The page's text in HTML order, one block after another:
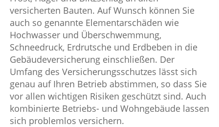
versicherten Bauten. Auf Wunsch können Sie
auch so genannte Elementarschäden wie
Hochwasser und Überschwemmung,
Schneedruck, Erdrutsche und Erdbeben in die
Gebäudeversicherung einschließen. Der
Umfang des Versicherungsschutzes lässt sich
genau auf Ihren Betrieb abstimmen, so dass Sie
vor allen wichtigen Risiken geschützt sind. Auch
kombinierte Betriebs- und Wohngebäude lassen
sich problemlos versichern.